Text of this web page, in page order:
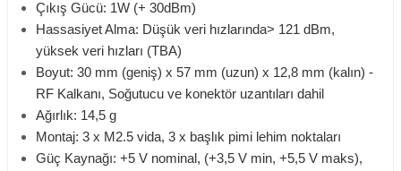
Çıkış Gücü: 1W (+ 30dBm)
Hassasiyet Alma: Düşük veri hızlarında> 121 dBm,
yüksek veri hızları (TBA)
Boyut: 30 mm (geniş) x 57 mm (uzun) x 12,8 mm (kalın) -
RF Kalkanı, Soğutucu ve konektör uzantıları dahil
Ağırlık: 14,5 g
Montaj: 3 x M2.5 vida, 3 x başlık pimi lehim noktaları
Güç Kaynağı: +5 V nominal, (+3,5 V min, +5,5 V maks),